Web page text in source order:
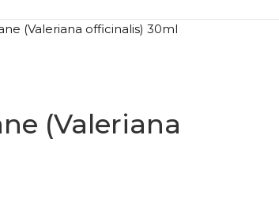
(Valeriana officinalis) 30ml
(Valeriana